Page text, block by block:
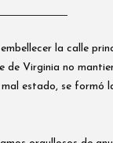
la calle
Virginia no
estado, se formó